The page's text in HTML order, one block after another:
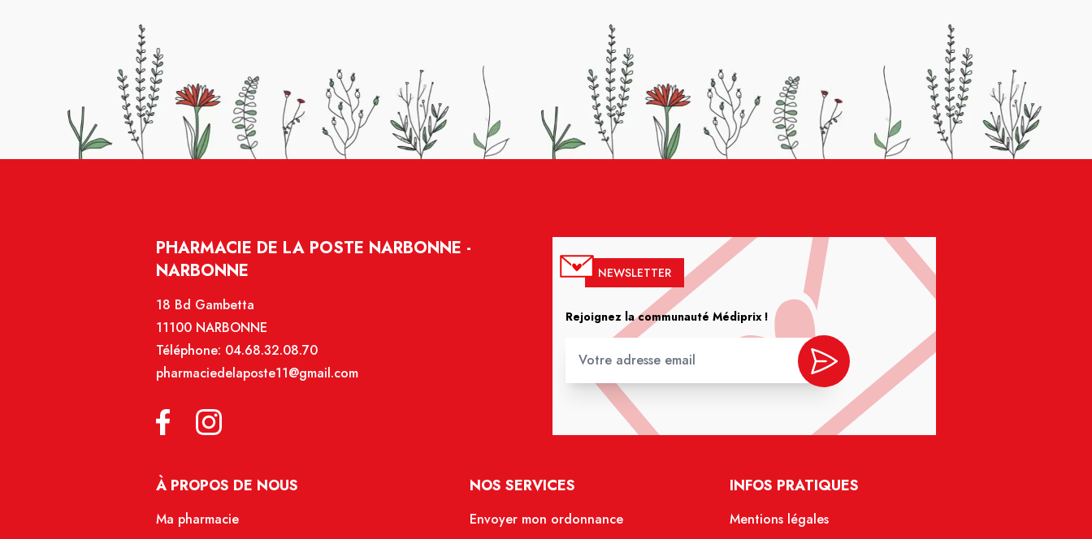
PHARMACIE DE LA POSTE NARBONNE -
NARBONNE
18 Bd Gambetta
11100 NARBONNE
Téléphone: 04.68.32.08.70
pharmaciedelaposte11@gmail.com
NEWSLETTER
Rejoignez la communauté Médiprix !
À PROPOS DE NOUS
Ma pharmacie
NOS SERVICES
Envoyer mon ordonnance
INFOS PRATIQUES
Mentions légales